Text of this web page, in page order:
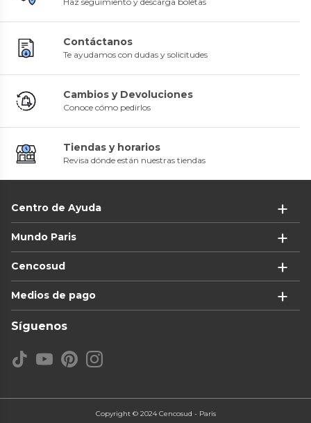
Contáctanos
Te ayudamos con dudas y solicitudes
Cambios y Devoluciones
Conoce cómo pedirlos
Tiendas y horarios
Revisa dónde están nuestras tiendas
Centro de Ayuda
Mundo Paris
Cencosud
Medios de pago
Síguenos
Copyright © 2024 Cencosud - Paris